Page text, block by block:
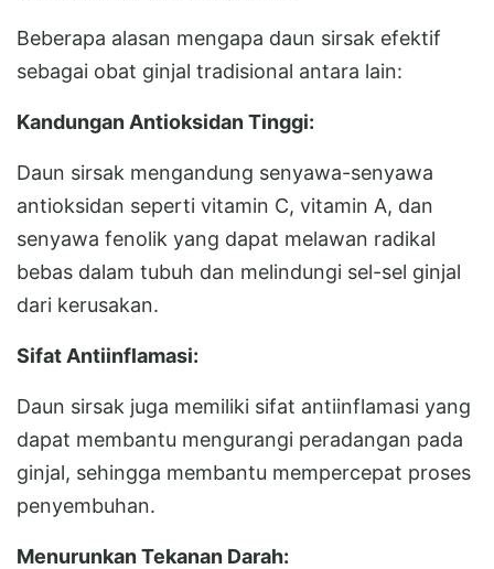
Beberapa alasan mengapa daun sirsak efektif
sebagai obat ginjal tradisional antara lain:
Kandungan Antioksidan Tinggi:
Daun sirsak mengandung senyawa-senyawa
antioksidan seperti vitamin C, vitamin A, dan
senyawa fenolik yang dapat melawan radikal
bebas dalam tubuh dan melindungi sel-sel ginjal
dari kerusakan.
Sifat Antiinflamasi:
Daun sirsak juga memiliki sifat antiinflamasi yang
dapat membantu mengurangi peradangan pada
ginjal, sehingga membantu mempercepat proses
penyembuhan.
Menurunkan Tekanan Darah: